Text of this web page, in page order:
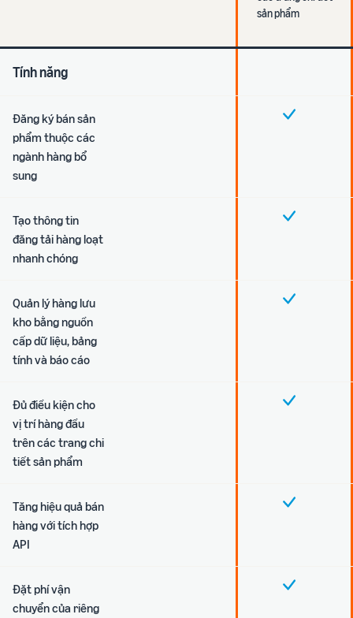
sản phẩm
Tính năng
Đăng ký bán sản
phẩm thuộc các
ngành hàng bổ
sung
Tạo thông tin
đăng tải hàng loạt
nhanh chóng
Quản lý hàng lưu
kho bằng nguồn
cấp dữ liệu, bảng
tính và báo cáo
Đủ điều kiện cho
vị trí hàng đầu
trên các trang chi
tiết sản phẩm
Tăng hiệu quả bán
hàng với tích hợp
API
Đặt phí vận
chuyển của riêng